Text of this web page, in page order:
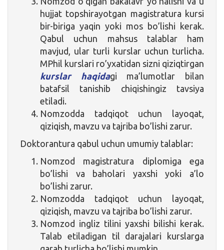
hujjat topshirayotgan magistratura kursi
bir-biriga yaqin yoki mos bo’lishi kerak.
Qabul uchun mahsus talablar ham
mavjud, ular turli kurslar uchun turlicha.
MPhil kurslari ro’yxatidan sizni qiziqtirgan
kurslar haqidagi ma’lumotlar bilan
batafsil tanishib chiqishingiz tavsiya
etiladi.
Nomzodda tadqiqot uchun layoqat,
qiziqish, mavzu va tajriba bo’lishi zarur.
Doktorantura qabul uchun umumiy talablar:
Nomzod magistratura diplomiga ega
bo’lishi va baholari yaxshi yoki a’lo
bo’lishi zarur.
Nomzodda tadqiqot uchun layoqat,
qiziqish, mavzu va tajriba bo’lishi zarur.
Nomzod ingliz tilini yaxshi bilishi kerak.
Talab etiladigan til darajalari kurslarga